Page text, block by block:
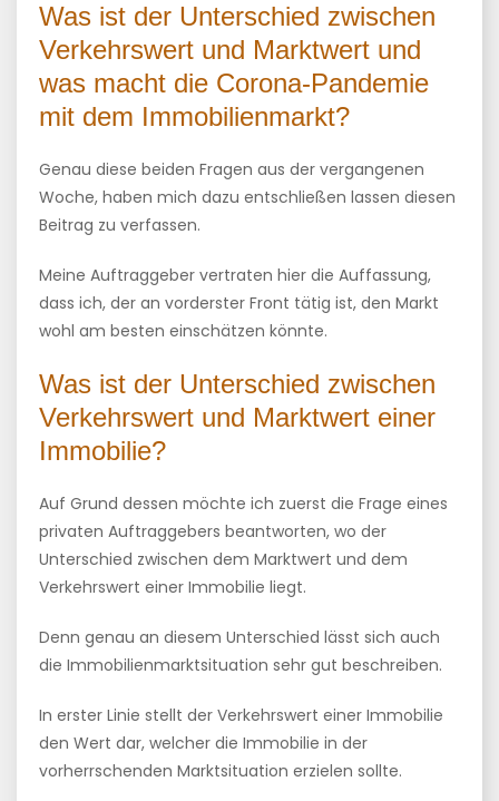
Was ist der Unterschied zwischen
Verkehrswert und Marktwert und
was macht die Corona-Pandemie
mit dem Immobilienmarkt?
Genau diese beiden Fragen aus der vergangenen
Woche, haben mich dazu entschließen lassen diesen
Beitrag zu verfassen.
Meine Auftraggeber vertraten hier die Auffassung,
dass ich, der an vorderster Front tätig ist, den Markt
wohl am besten einschätzen könnte.
Was ist der Unterschied zwischen
Verkehrswert und Marktwert einer
Immobilie?
Auf Grund dessen möchte ich zuerst die Frage eines
privaten Auftraggebers beantworten, wo der
Unterschied zwischen dem Marktwert und dem
Verkehrswert einer Immobilie liegt.
Denn genau an diesem Unterschied lässt sich auch
die Immobilienmarktsituation sehr gut beschreiben.
In erster Linie stellt der Verkehrswert einer Immobilie
den Wert dar, welcher die Immobilie in der
vorherrschenden Marktsituation erzielen sollte.